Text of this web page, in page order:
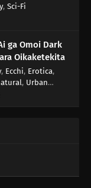
, Sci-Fi
ga Omoi Dark
Oikaketekita
, Ecchi, Erotica,
, Urban